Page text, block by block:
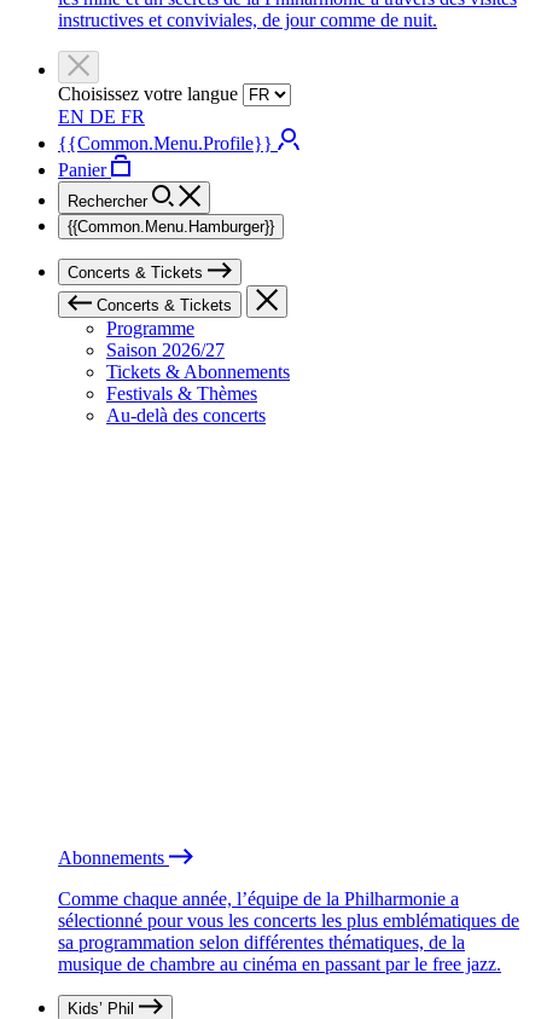
instructives et conviviales, de jour comme de nuit.
Choisissez votre langue
EN DE FR
{{Common.Menu.Profile}}
Panier
Rechercher
{{Common.Menu.Hamburger}}
Concerts & Tickets
Concerts & Tickets
Programme
Saison 2026/27
Tickets & Abonnements
Festivals & Thèmes
Au-delà des concerts
Abonnements
Comme chaque année, l’équipe de la Philharmonie a
sélectionné pour vous les concerts les plus emblématiques de
sa programmation selon différentes thématiques, de la
musique de chambre au cinéma en passant par le free jazz.
Kids’ Phil